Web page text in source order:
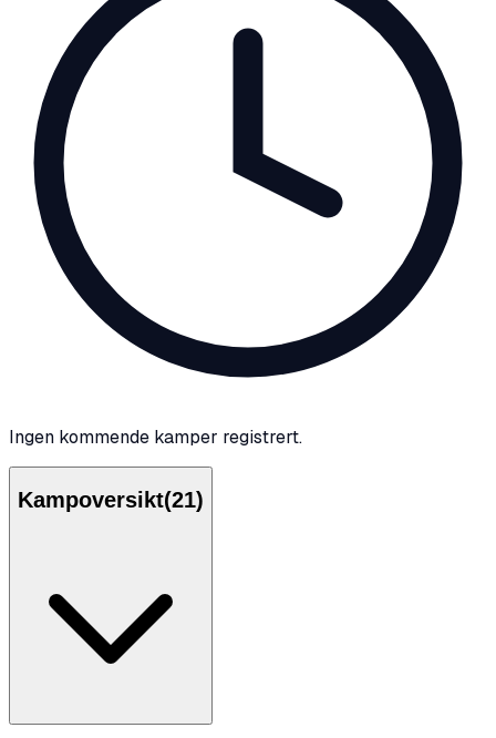
Ingen kommende kamper registrert.
Kampoversikt(21)